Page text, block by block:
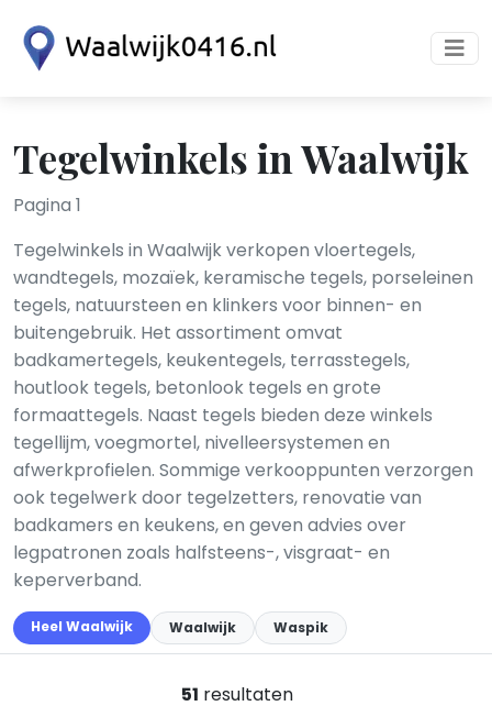
Tegelwinkels in Waalwijk
Pagina 1
Tegelwinkels in Waalwijk verkopen vloertegels,
wandtegels, mozaïek, keramische tegels, porseleinen
tegels, natuursteen en klinkers voor binnen- en
buitengebruik. Het assortiment omvat
badkamertegels, keukentegels, terrasstegels,
houtlook tegels, betonlook tegels en grote
formaattegels. Naast tegels bieden deze winkels
tegellijm, voegmortel, nivelleersystemen en
afwerkprofielen. Sommige verkooppunten verzorgen
ook tegelwerk door tegelzetters, renovatie van
badkamers en keukens, en geven advies over
legpatronen zoals halfsteens-, visgraat- en
keperverband.
Heel Waalwijk Waalwijk Waspik
51 resultaten